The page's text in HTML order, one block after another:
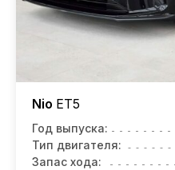
Nio ET5
Год выпуска:
Тип двигателя:
Запас хода: